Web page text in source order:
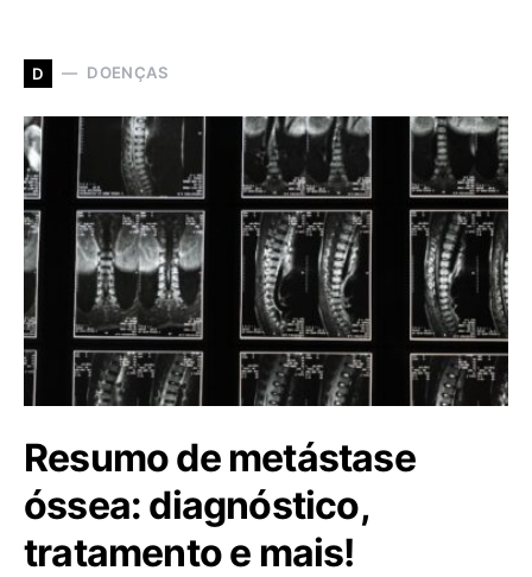
D DOENÇAS
Resumo de metástase
óssea: diagnóstico,
tratamento e mais!